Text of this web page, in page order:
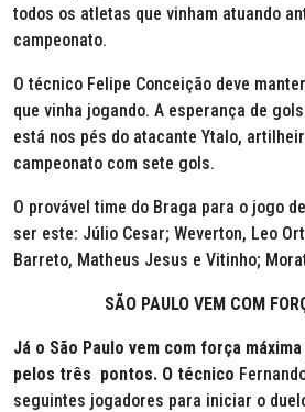
todos os atletas que vinham atuando
campeonato.
O técnico Felipe Conceição deve
que vinha jogando. A esperança de
está nos pés do atacante Ytalo,
campeonato com sete gols.
O provável time do Braga para o jogo
ser este: Júlio Cesar; Weverton, Leo
Barreto, Matheus Jesus e Vitinho;
SÃO PAULO VEM COM
Já o São Paulo vem com força
pelos três pontos. O técnico
seguintes jogadores para iniciar o